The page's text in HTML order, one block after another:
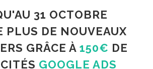
31 OCTOBRE
PLUS DE NOUVEAUX
GRÂCE À 150€ DE
GOOGLE ADS